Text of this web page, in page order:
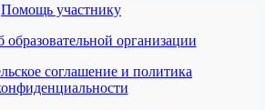
Помощь участнику
образовательной организации
соглашение и политика